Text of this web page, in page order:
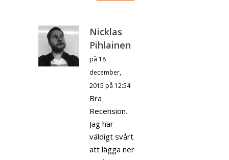
Nicklas
Pihlainen
på 18
december,
2015 på 12:54
Bra
Recension.
Jag har
väldigt svårt
att lägga ner